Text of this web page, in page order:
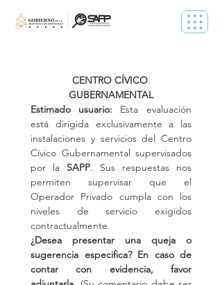
CENTRO CÍVICO
GUBERNAMENTAL
Estimado usuario: Esta evaluación
está dirigida exclusivamente a las
instalaciones y servicios del Centro
Cívico Gubernamental supervisados
por la SAPP. Sus respuestas nos
permiten supervisar que el
Operador Privado cumpla con los
niveles de servicio exigidos
contractualmente.
¿Desea presentar una queja o
sugerencia especifica? En caso de
contar con evidencia, favor